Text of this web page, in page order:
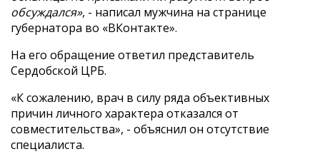
обсуждался», - написал мужчина на странице
губернатора во «ВКонтакте».
На его обращение ответил представитель
Сердобской ЦРБ.
«К сожалению, врач в силу ряда объективных
причин личного характера отказался от
совместительства», - объяснил он отсутствие
специалиста.